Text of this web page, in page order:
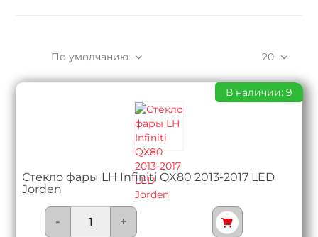
20
По умолчанию
Стекло фары LH Infiniti QX80 2013-2017 LED
Jorden
В наличии: 9
- +